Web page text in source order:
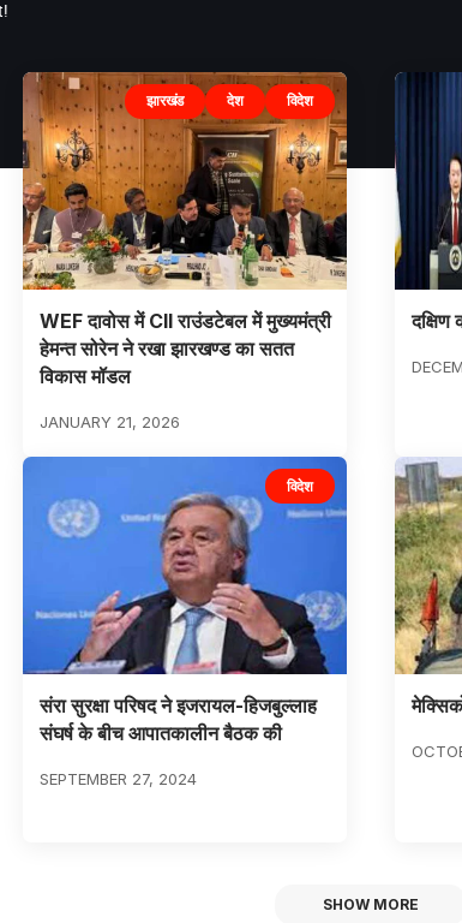
झारखंड देश विदेश
WEF दावोस में CII राउंडटेबल में मुख्यमंत्री
हेमन्त सोरेन ने रखा झारखण्ड का सतत
विकास मॉडल
JANUARY 21, 2026
दक्षिण
विदेश
संरा सुरक्षा परिषद ने इजरायल-हिजबुल्लाह
संघर्ष के बीच आपातकालीन बैठक की
SEPTEMBER 27, 2024
SHOW MORE